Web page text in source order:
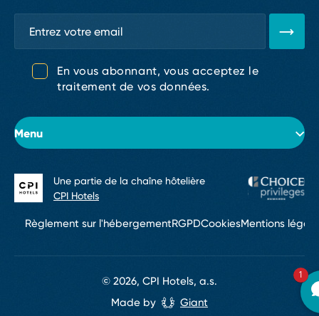
Menu
À propos de l’hôtel
Chambres
En vous abonnant, vous acceptez le
traitement de vos données.
Règlement sur l'hébergementRGPDCookiesMentions
© 2026, CPI Hotels, a.s.
Une partie de la chaîne hôtelière
CPI Hotels
Made by Giant
1